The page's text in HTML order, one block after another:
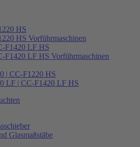
HS
HS Vorführmaschinen
F1420 LF HS
F1420 LF HS Vorführmaschinen
| CC-F1220 HS
LF | CC-F1420 LF HS
Glasmaßstäbe